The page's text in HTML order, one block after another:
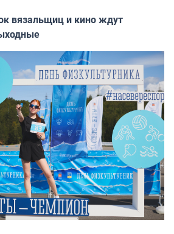
вязальщиц и кино ждут